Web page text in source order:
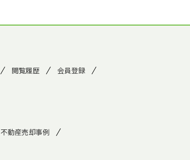
閲覧履歴
会員登録
不動産売却事例